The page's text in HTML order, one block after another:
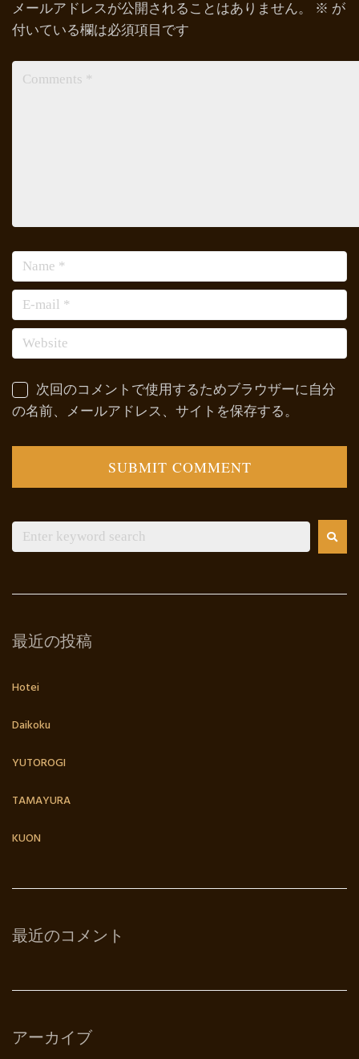
メールアドレスが公開されることはありません。 ※ が
付いている欄は必須項目です
次回のコメントで使用するためブラウザーに自分
の名前、メールアドレス、サイトを保存する。
最近の投稿
Hotei
Daikoku
YUTOROGI
TAMAYURA
KUON
最近のコメント
アーカイブ